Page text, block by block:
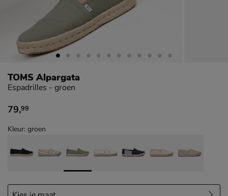
TOMS Alpargata
Espadrilles - groen
€ 79,99
79,99
Kleur: groen